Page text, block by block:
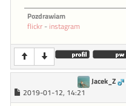
Pozdrawiam
flickr - instagram
Jacek_Z
2019-01-12, 14:21